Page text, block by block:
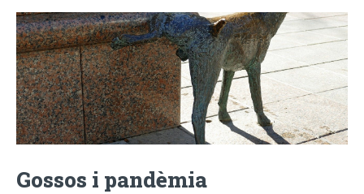
Gossos i pandèmia